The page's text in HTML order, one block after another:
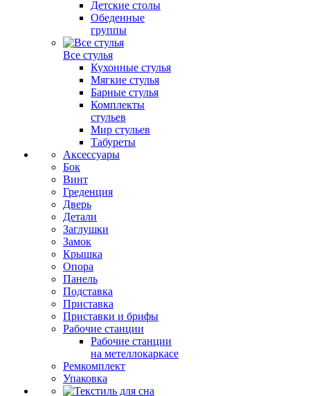
Детские столы
Обеденные
группы
Все стулья
Кухонные стулья
Мягкие стулья
Барные стулья
Комплекты
стульев
Мир стульев
Табуреты
Аксессуары
Бок
Винт
Греденция
Дверь
Детали
Заглушки
Замок
Крышка
Опора
Панель
Подставка
Приставка
Приставки и брифы
Рабочие станции
Рабочие станции
на метеллокаркасе
Ремкомплект
Упаковка